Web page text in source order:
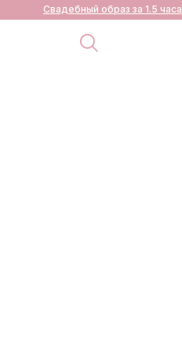
Свадебный образ за 1.5 часа